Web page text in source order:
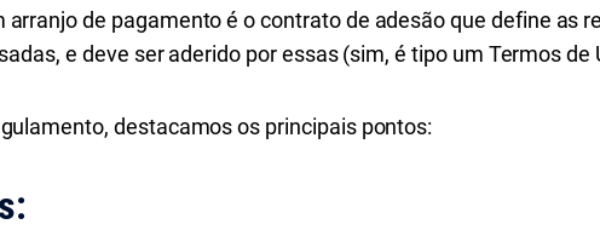
de pagamento é o contrato de adesão que define as
e deve ser aderido por essas (sim, é tipo um Termos de
destacamos os principais pontos: